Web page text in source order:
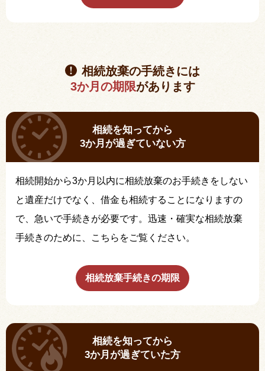
相続放棄の手続きには
3か月の期限があります
相続を知ってから
3か月が過ぎていない方
相続開始から3か月以内に相続放棄のお手続きをしない
と遺産だけでなく、借金も相続することになりますの
で、急いで手続きが必要です。迅速・確実な相続放棄
手続きのために、こちらをご覧ください。
相続放棄手続きの期限
相続を知ってから
3か月が過ぎていた方